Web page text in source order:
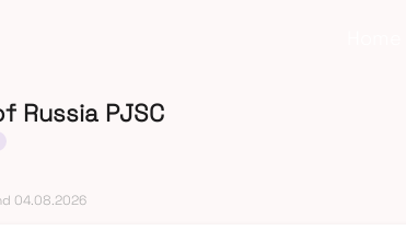
Russia PJSC
04.08.2026